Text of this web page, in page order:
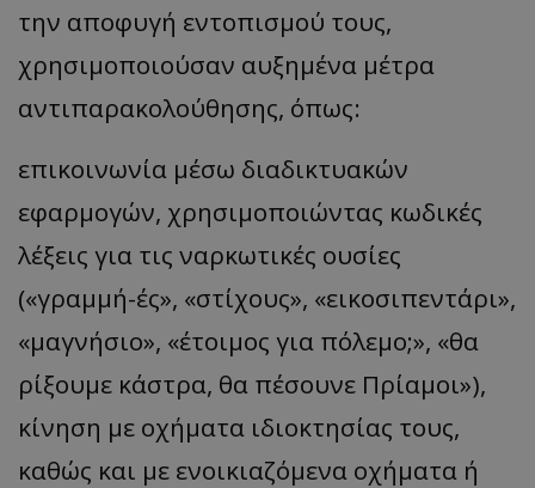
την αποφυγή εντοπισμού τους,
χρησιμοποιούσαν αυξημένα μέτρα
αντιπαρακολούθησης, όπως:
επικοινωνία μέσω διαδικτυακών
εφαρμογών, χρησιμοποιώντας κωδικές
λέξεις για τις ναρκωτικές ουσίες
(«γραμμή-ές», «στίχους», «εικοσιπεντάρι»,
«μαγνήσιο», «έτοιμος για πόλεμο;», «θα
ρίξουμε κάστρα, θα πέσουνε Πρίαμοι»),
κίνηση με οχήματα ιδιοκτησίας τους,
καθώς και με ενοικιαζόμενα οχήματα ή